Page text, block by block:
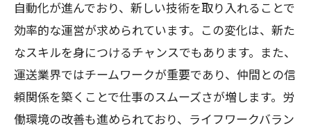
自動化が進んでおり、新しい技術を取り入れることで
効率的な運営が求められています。この変化は、新た
なスキルを身につけるチャンスでもあります。また、
運送業界ではチームワークが重要であり、仲間との信
頼関係を築くことで仕事のスムーズさが増します。労
働環境の改善も進められており、ライフワークバラン